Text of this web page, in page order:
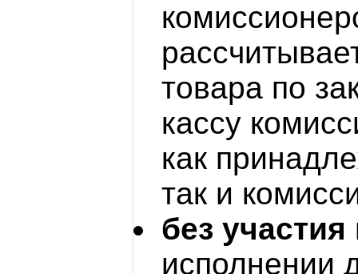
товара по
кассу
как
так и
без
исполнении